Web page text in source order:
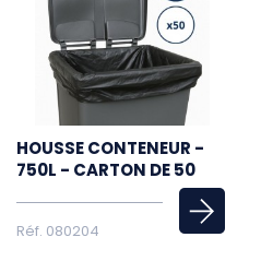
HOUSSE CONTENEUR -
750L - CARTON DE 50
Réf. 080204